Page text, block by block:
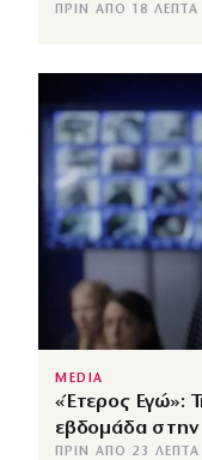
ΠΡΙΝ ΑΠΌ 18 ΛΕΠΤΆ
MEDIA
«Έτερος Εγώ»:
εβδομάδα στην
ΠΡΙΝ ΑΠΌ 23 ΛΕΠΤΆ